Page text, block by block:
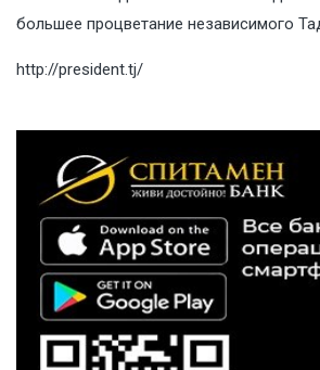
большее процветание независимого
http://president.tj/